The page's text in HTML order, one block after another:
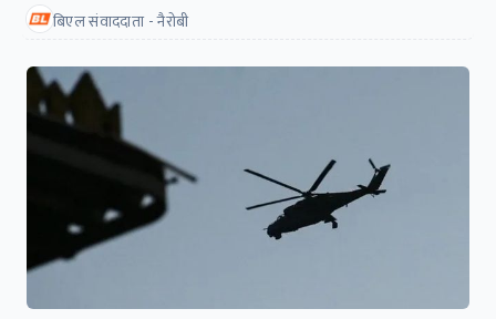
बिएल संवाददाता - नैरोबी